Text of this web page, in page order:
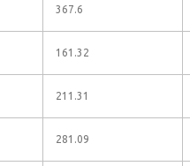
367.6
161.32
211.31
281.09